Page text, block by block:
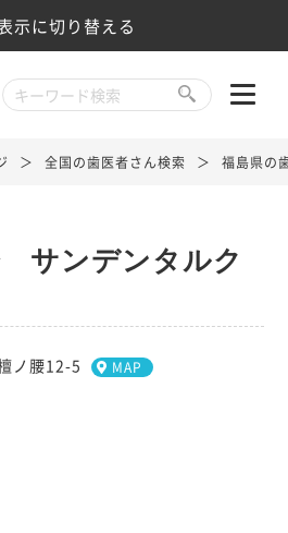
示に切り替える
全国の歯医者さん検索 福島県の
サンデンタルク
ノ腰12-5 MAP